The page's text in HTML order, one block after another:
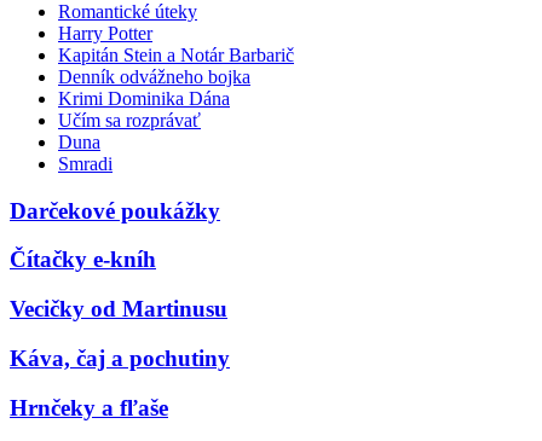
Romantické úteky
Harry Potter
Kapitán Stein a Notár Barbarič
Denník odvážneho bojka
Krimi Dominika Dána
Učím sa rozprávať
Duna
Smradi
Darčekové poukážky
Čítačky e-kníh
Vecičky od Martinusu
Káva, čaj a pochutiny
Hrnčeky a fľaše